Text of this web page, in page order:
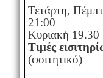
Τετάρτη,
21:00
Κυριακή 19.30
Τιμές
(φοιτητικό)